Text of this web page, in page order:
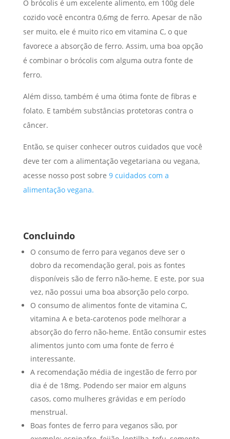
O brócolis é um excelente alimento, em 100g dele
cozido você encontra 0,6mg de ferro. Apesar de não
ser muito, ele é muito rico em vitamina C, o que
favorece a absorção de ferro. Assim, uma boa opção
é combinar o brócolis com alguma outra fonte de
ferro.
Além disso, também é uma ótima fonte de fibras e
folato. E também substâncias protetoras contra o
câncer.
Então, se quiser conhecer outros cuidados que você
deve ter com a alimentação vegetariana ou vegana,
acesse nosso post sobre 9 cuidados com a
alimentação vegana.
Concluindo
O consumo de ferro para veganos deve ser o
dobro da recomendação geral, pois as fontes
disponíveis são de ferro não-heme. E este, por sua
vez, não possui uma boa absorção pelo corpo.
O consumo de alimentos fonte de vitamina C,
vitamina A e beta-carotenos pode melhorar a
absorção do ferro não-heme. Então consumir estes
alimentos junto com uma fonte de ferro é
interessante.
A recomendação média de ingestão de ferro por
dia é de 18mg. Podendo ser maior em alguns
casos, como mulheres grávidas e em período
menstrual.
Boas fontes de ferro para veganos são, por